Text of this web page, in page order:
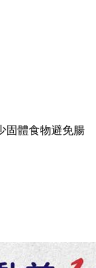
固體食物避免腸